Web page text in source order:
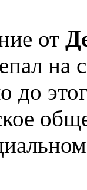
от
на
до